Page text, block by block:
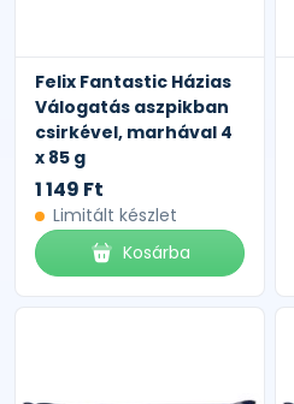
Felix Fantastic Házias
Válogatás aszpikban
csirkével, marhával 4
x 85 g
1 149 Ft
Limitált készlet
Kosárba